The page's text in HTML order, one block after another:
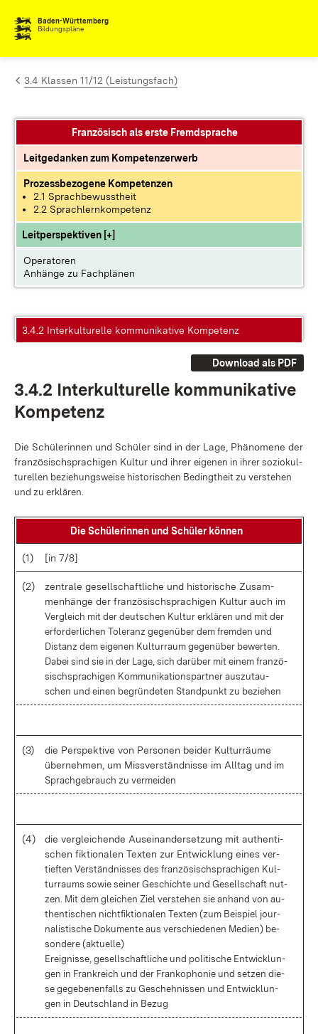
Zum Inhalt springen
Baden-Württemberg
Bildungspläne
3.4 Klassen 11/12 (Leistungsfach)
Französisch als erste Fremdsprache
Leitgedanken zum Kompetenzerwerb
Prozessbezogene Kompetenzen
2.1 Sprachbewusstheit
2.2 Sprachlernkompetenz
Leitperspektiven [+]
Operatoren
Anhänge zu Fachplänen
3.4.2 Interkulturelle kommunikative Kompetenz
Download als PDF
3.4.2 In­ter­kul­tu­rel­le kom­mu­ni­ka­ti­ve
Kom­pe­tenz
Die Schü­le­rin­nen und Schü­ler sind in der La­ge, Phä­no­me­ne der
fran­zö­sisch­spra­chi­gen Kul­tur und ih­rer ei­ge­nen in ih­rer so­zio­kul­
tu­rel­len be­zie­hungs­wei­se his­to­ri­schen Be­dingt­heit zu ver­ste­hen
und zu er­klä­ren.
Die Schü­le­rin­nen und Schü­ler kön­nen
(1) [in 7/8]
(2)
zen­tra­le ge­sell­schaft­li­che und his­to­ri­sche Zu­sam­
men­hän­ge der fran­zö­sisch­spra­chi­gen Kul­tur auch im
Ver­gleich mit der deut­schen Kul­tur er­klä­ren und mit der
er­for­der­li­chen To­le­ranz ge­gen­über demfrem­den und
Dis­tanz dem ei­ge­nen Kul­tur­raum ge­gen­über be­wer­ten.
Da­bei sind sie in der La­ge, sich dar­über mit ei­nem fran­zö­
sisch­spra­chi­gen Kom­mu­ni­ka­ti­ons­part­ner aus­zu­tau­
schen und ei­nen be­grün­de­ten Stand­punkt zu be­zie­hen
(3)
die Per­spek­ti­ve von Per­so­nen bei­der Kul­tur­räu­me
über­neh­men, um Miss­ver­ständ­nis­se im All­tag und im
Sprach­ge­brauch zu ver­mei­den
(4)
die ver­glei­chen­de Aus­ein­an­der­set­zung mit au­then­ti­
schen fik­tio­na­len Tex­ten zur Ent­wick­lung ei­nes ver­
tief­ten Ver­ständ­nis­ses des fran­zö­sisch­spra­chi­gen Kul­
tur­raums so­wie sei­ner Ge­schich­te und Ge­sell­schaft nut­
zen. Mit dem glei­chen Ziel ver­ste­hen sie an­hand von au­
then­ti­schen nicht­fik­tio­na­len Tex­ten (zum Bei­spiel jour­
na­lis­ti­sche Do­ku­men­te aus ver­schie­de­nen Me­di­en) be­
son­de­re (ak­tu­el­le)
Er­eig­nis­se, ge­sell­schaft­li­che und po­li­ti­sche Ent­wick­lun­
gen in Frank­reich und der Fran­ko­pho­nie und set­zen die­
se ge­ge­be­nen­falls zu Ge­scheh­nis­sen und Ent­wick­lun­
gen in Deutsch­land in Be­zug